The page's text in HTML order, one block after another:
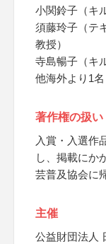
小関鈴子（キ
須藤玲子（テ
教授）
寺島暢子（キ
他海外より1名
著作権の扱い
入賞・入選作
し、掲載にか
芸普及協会に
主催
公益財団法人